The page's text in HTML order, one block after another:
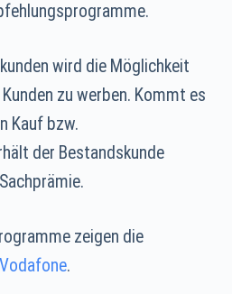
wird die Möglichkeit
zu werben. Kommt es
Kauf bzw.
der Bestandskunde
zeigen die
Vodafone.